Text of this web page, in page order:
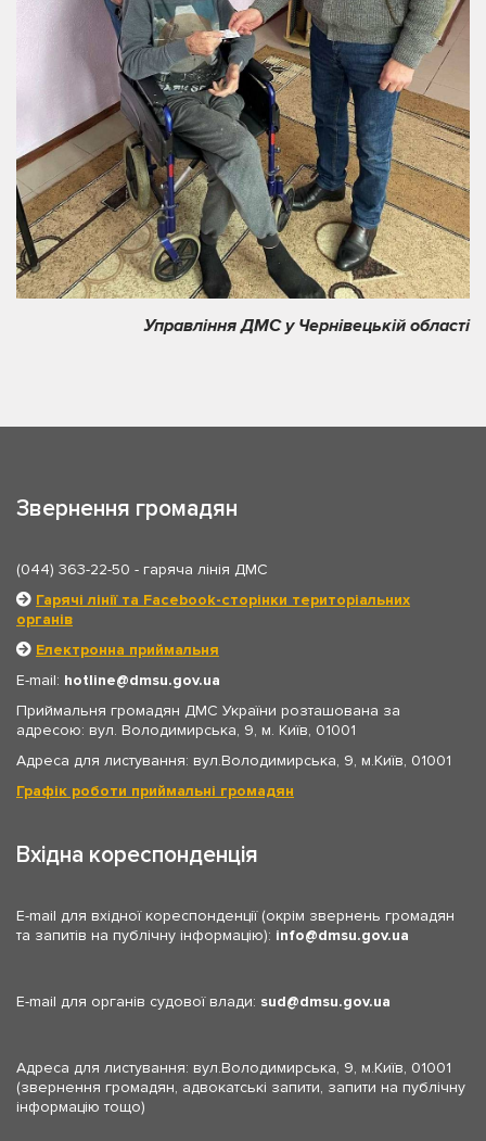
Управління ДМС у Чернівецькій області
Звернення громадян
(044) 363-22-50 - гаряча лінія ДМС
Гарячі лінії та Facebook-сторінки територіальних
органів
Електронна приймальня
E-mail: hotline
dmsu.gov.ua
Приймальня громадян ДМС України розташована за
адресою: вул. Володимирська, 9, м. Київ, 01001
Адреса для листування: вул.Володимирська, 9, м.Київ, 01001
Графік роботи приймальні громадян
Вхідна кореспонденція
E-mail для вхідної кореспонденції (окрім звернень громадян
та запитів на публічну інформацію): info dmsu.gov.ua
E-mail для органів судової влади: sud dmsu.gov.ua
Адреса для листування: вул.Володимирська, 9, м.Київ, 01001
(звернення громадян, адвокатські запити, запити на публічну
інформацію тощо)